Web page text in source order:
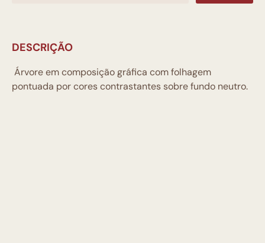
DESCRIÇÃO
Árvore em composição gráfica com folhagem
pontuada por cores contrastantes sobre fundo neutro.